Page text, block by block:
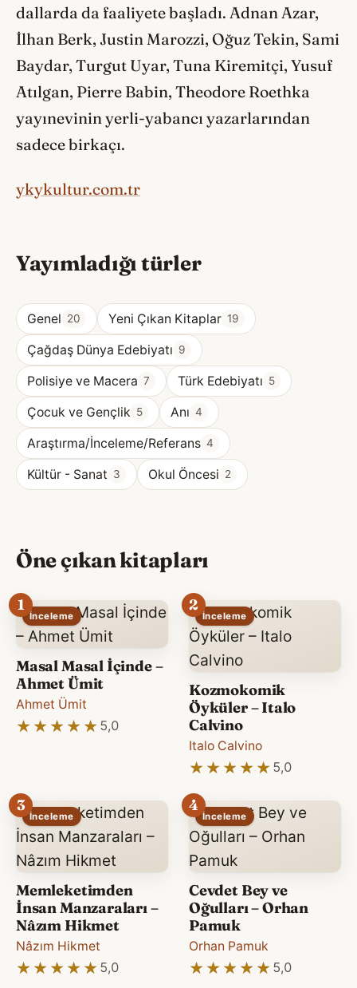
dallarda da faaliyete başladı. Adnan Azar,
İlhan Berk, Justin Marozzi, Oğuz Tekin, Sami
Baydar, Turgut Uyar, Tuna Kiremitçi, Yusuf
Atılgan, Pierre Babin, Theodore Roethka
yayınevinin yerli-yabancı yazarlarından
sadece birkaçı.
ykykultur.com.tr
Yayımladığı türler
Genel 20 Yeni Çıkan Kitaplar 19
Çağdaş Dünya Edebiyatı 9
Polisiye ve Macera 7 Türk Edebiyatı 5
Çocuk ve Gençlik 5 Anı 4
Araştırma/İnceleme/Referans 4
Kültür - Sanat 3 Okul Öncesi 2
Öne çıkan kitapları
1
İnceleme
Masal Masal İçinde –
Ahmet Ümit
Ahmet Ümit
★★★★★
★★★★★ 5,0
2
İnceleme
Kozmokomik
Öyküler – Italo
Calvino
Italo Calvino
★★★★★
★★★★★ 5,0
3
İnceleme
Memleketimden
İnsan Manzaraları –
Nâzım Hikmet
Nâzım Hikmet
★★★★★
★★★★★ 5,0
4
İnceleme
Cevdet Bey ve
Oğulları – Orhan
Pamuk
Orhan Pamuk
★★★★★
★★★★★ 5,0